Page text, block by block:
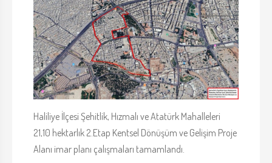
Haliliye İlçesi Şehitlik, Hızmalı ve Atatürk Mahalleleri
21,10 hektarlık 2.Etap Kentsel Dönüşüm ve Gelişim Proje
Alanı imar planı çalışmaları tamamlandı.